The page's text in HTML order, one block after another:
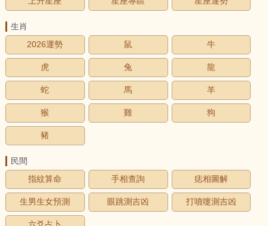
生肖
2026運勢
鼠 牛
虎 兔 龍
蛇 馬 羊
猴 雞 狗
豬
民間
指紋算命
手相查詢 痣相圖解
生男生女預測 眼跳測吉凶 打噴嚏測吉凶